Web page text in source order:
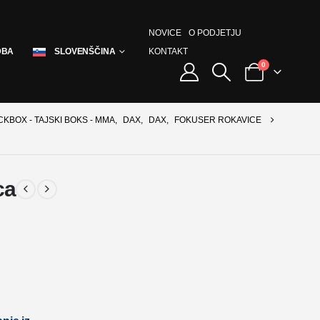
SLOVENŠČINA
NOVICE
O PODJETJU
KONTAKT
0
- TAJSKI BOKS - MMA, DAX, DAX,
FOKUSER ROKAVICE